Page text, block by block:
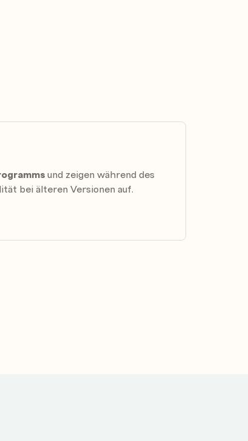
und zeigen während des
bei älteren Versionen auf.